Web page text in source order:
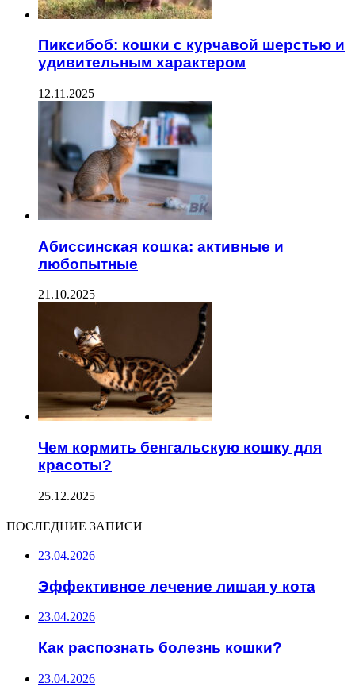
Пиксибоб: кошки с курчавой шерстью и
удивительным характером
12.11.2025
Абиссинская кошка: активные и
любопытные
21.10.2025
Чем кормить бенгальскую кошку для
красоты?
25.12.2025
ПОСЛЕДНИЕ ЗАПИСИ
23.04.2026
Эффективное лечение лишая у кота
23.04.2026
Как распознать болезнь кошки?
23.04.2026